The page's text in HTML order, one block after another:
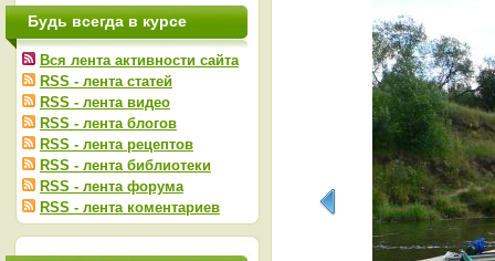
Будь всегда в курсе
Вся лента активности сайта
RSS - лента статей
RSS - лента видео
RSS - лента блогов
RSS - лента рецептов
RSS - лента библиотеки
RSS - лента форума
RSS - лента коментариев